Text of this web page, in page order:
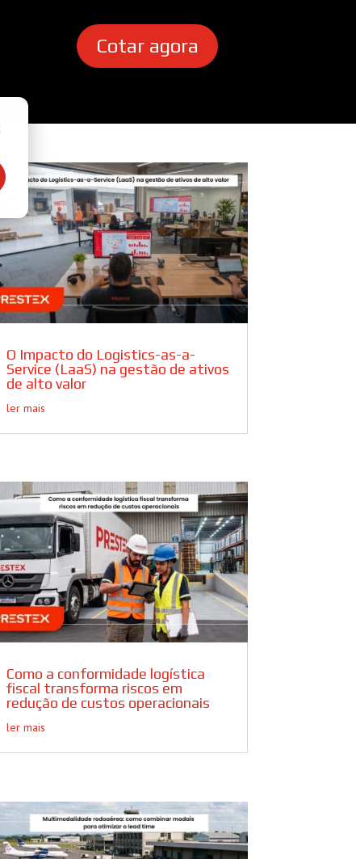
Cotar agora
O Impacto do Logistics-as-a-
Service (LaaS) na gestão de ativos
de alto valor
ler mais
Como a conformidade logística
fiscal transforma riscos em
redução de custos operacionais
ler mais